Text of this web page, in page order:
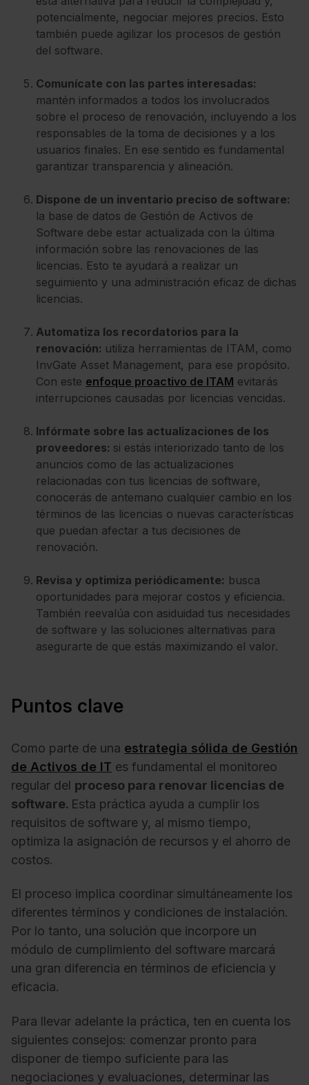
potencialmente, negociar mejores precios. Esto
también puede agilizar los procesos de gestión
del software.
Comunícate con las partes interesadas:
mantén informados a todos los involucrados
sobre el proceso de renovación, incluyendo a los
responsables de la toma de decisiones y a los
usuarios finales. En ese sentido es fundamental
garantizar transparencia y alineación.
Dispone de un inventario preciso de software:
la base de datos de Gestión de Activos de
Software debe estar actualizada con la última
información sobre las renovaciones de las
licencias. Esto te ayudará a realizar un
seguimiento y una administración eficaz de dichas
licencias.
Automatiza los recordatorios para la
renovación: utiliza herramientas de ITAM, como
InvGate Asset Management, para ese propósito.
Con este enfoque proactivo de ITAM evitarás
interrupciones causadas por licencias vencidas.
Infórmate sobre las actualizaciones de los
proveedores: si estás interiorizado tanto de los
anuncios como de las actualizaciones
relacionadas con tus licencias de software,
conocerás de antemano cualquier cambio en los
términos de las licencias o nuevas características
que puedan afectar a tus decisiones de
renovación.
Revisa y optimiza periódicamente: busca
oportunidades para mejorar costos y eficiencia.
También reevalúa con asiduidad tus necesidades
de software y las soluciones alternativas para
asegurarte de que estás maximizando el valor.
Puntos clave
Como parte de una estrategia sólida de Gestión
de Activos de IT es fundamental el monitoreo
regular del proceso para renovar licencias de
software. Esta práctica ayuda a cumplir los
requisitos de software y, al mismo tiempo,
optimiza la asignación de recursos y el ahorro de
costos.
El proceso implica coordinar simultáneamente los
diferentes términos y condiciones de instalación.
Por lo tanto, una solución que incorpore un
módulo de cumplimiento del software marcará
una gran diferencia en términos de eficiencia y
eficacia.
Para llevar adelante la práctica, ten en cuenta los
siguientes consejos: comenzar pronto para
disponer de tiempo suficiente para las
negociaciones y evaluaciones, determinar las